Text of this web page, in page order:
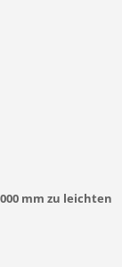
mm zu leichten